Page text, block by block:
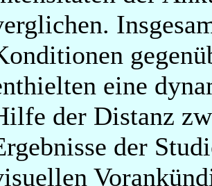
eine
der Distanz
der